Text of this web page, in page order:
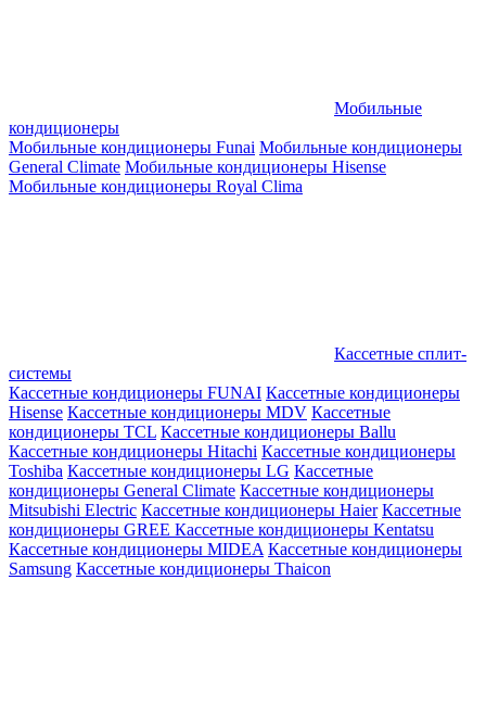
Мобильные
кондиционеры
Мобильные кондиционеры Funai Мобильные кондиционеры
General Climate Мобильные кондиционеры Hisense
Мобильные кондиционеры Royal Clima
Кассетные сплит-
системы
Кассетные кондиционеры FUNAI Кассетные кондиционеры
Hisense Кассетные кондиционеры MDV Кассетные
кондиционеры TCL Кассетные кондиционеры Ballu
Кассетные кондиционеры Hitachi Кассетные кондиционеры
Toshiba Кассетные кондиционеры LG Кассетные
кондиционеры General Climate Кассетные кондиционеры
Mitsubishi Electric Кассетные кондиционеры Haier Кассетные
кондиционеры GREE Кассетные кондиционеры Kentatsu
Кассетные кондиционеры MIDEA Кассетные кондиционеры
Samsung Кассетные кондиционеры Thaicon